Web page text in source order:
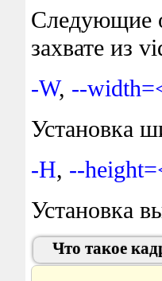
Следующие
захвате из
-W, --
Установка
-H, --
Установка
Что такое